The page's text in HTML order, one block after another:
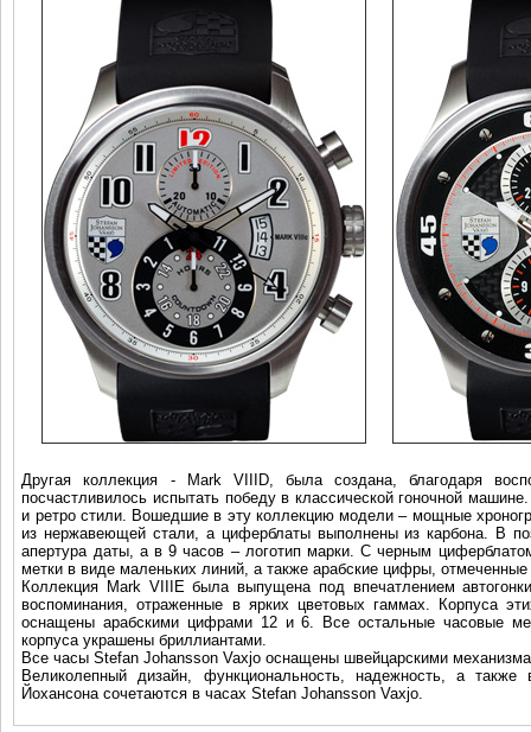
Другая коллекция - Mark VIIID, была создана, благодаря
посчастливилось испытать победу в классической гоночной
и ретро стили. Вошедшие в эту коллекцию модели – мощные
из нержавеющей стали, а циферблаты выполнены из карбона. В
апертура даты, а в 9 часов – логотип марки. С черным
метки в виде маленьких линий, а также арабские цифры,
Коллекция Mark VIIIE была выпущена под впечатлением
воспоминания, отраженные в ярких цветовых гаммах. Корпуса
оснащены арабскими цифрами 12 и 6. Все остальные часовые
корпуса украшены бриллиантами.
Все часы Stefan Johansson Vaxjo оснащены швейцарскими
Великолепный дизайн, функциональность, надежность, а также
Йохансона сочетаются в часах Stefan Johansson Vaxjo.